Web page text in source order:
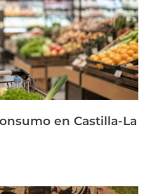
en Castilla-La